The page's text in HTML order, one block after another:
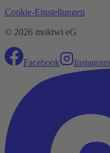
Cookie-Einstellungen
© 2026 moktwi eG
Facebook Instagram